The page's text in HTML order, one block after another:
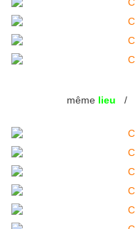
même lieu /